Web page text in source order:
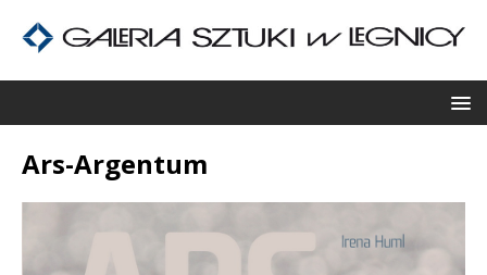
Ars-Argentum